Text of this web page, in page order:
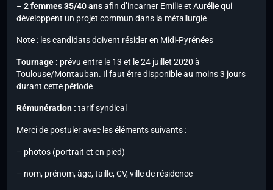
– 2 femmes 35/40 ansafin d’incarner Emilie et Aurélie qui
développent un projet commun dans la métallurgie
Note : les candidats doivent résider en Midi-Pyrénées
Tournage : prévu entre le 13 et le 24 juillet 2020 à
Toulouse/Montauban. Il faut être disponible au moins 3 jours
durant cette période
Rémunération : tarif syndical
Merci de postuler avec les éléments suivants :
– photos (portrait et en pied)
– nom, prénom, âge, taille, CV, ville de résidence